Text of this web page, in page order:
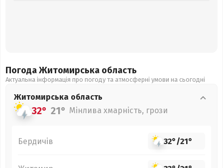
Погода Житомирська область
Актуальна інформація про погоду та атмосферні умови на сьогодні
Житомирська область
32° 21° Мінлива хмарність, грози
Бердичів 32°/21°